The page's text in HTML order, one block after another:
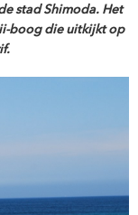
stad Shimoda. Het
boog die uitkijkt op